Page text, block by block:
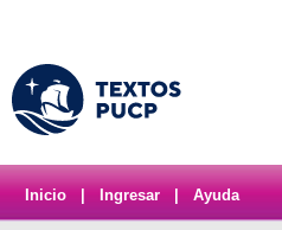
Inicio Ingresar Ayuda